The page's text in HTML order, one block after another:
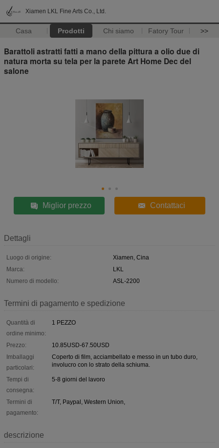
Xiamen LKL Fine Arts Co., Ltd.
Casa Prodotti Chi siamo Fatory Tour >>
Barattoli astratti fatti a mano della pittura a olio due di
natura morta su tela per la parete Art Home Dec del
salone
Miglior prezzo Contattaci
Dettagli
Luogo di origine:
Xiamen, Cina
Marca:
LKL
Numero di modello:
ASL-2200
Termini di pagamento e spedizione
Quantità di
ordine minimo:
1 PEZZO
Prezzo:
10.85USD-67.50USD
Imballaggi
particolari:
Coperto di film, acciambellato e messo in un tubo duro,
involucro con lo strato della schiuma.
Tempi di
consegna:
5-8 giorni del lavoro
Termini di
pagamento:
T/T, Paypal, Western Union,
descrizione